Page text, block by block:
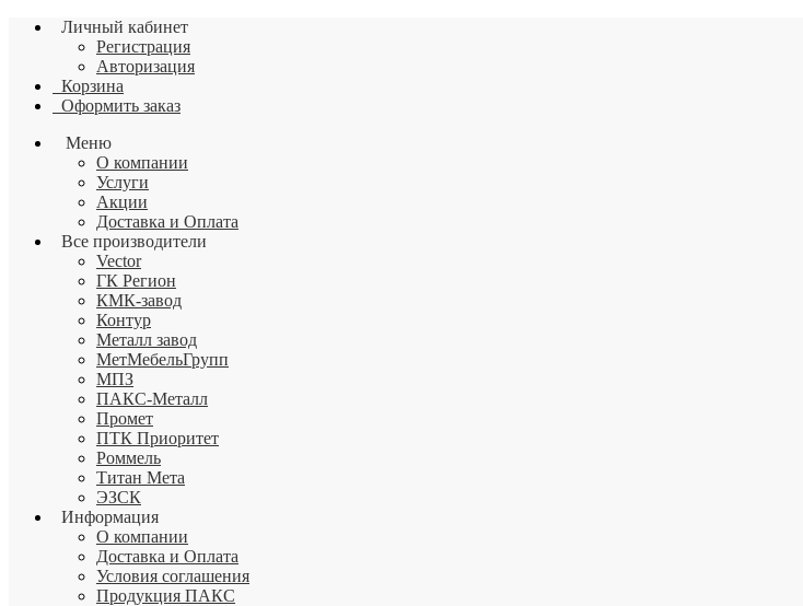
Личный кабинет
Регистрация
Авторизация
Корзина
Оформить заказ
Меню
О компании
Услуги
Акции
Доставка и Оплата
Все производители
Vector
ГК Регион
КМК-завод
Контур
Металл завод
МетМебельГрупп
МПЗ
ПАКС-Металл
Промет
ПТК Приоритет
Роммель
Титан Мета
ЭЗСК
Информация
О компании
Доставка и Оплата
Условия соглашения
Продукция ПАКС